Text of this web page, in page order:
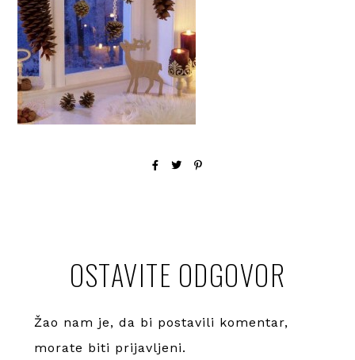
OSTAVITE ODGOVOR
Žao nam je, da bi postavili komentar,
morate biti prijavljeni.